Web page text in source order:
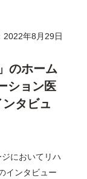
2022年8月29日
のホーム
ション医
タビュ
においてリハ
インタビュー